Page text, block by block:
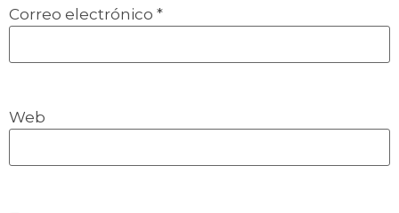
Correo electrónico *
Web